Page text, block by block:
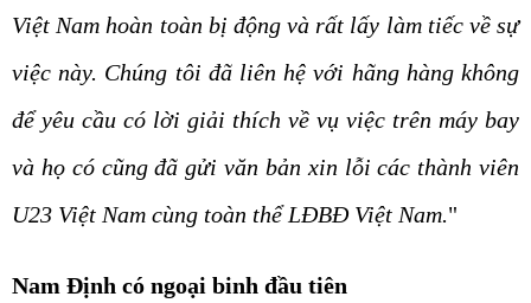
Việt Nam hoàn toàn bị động và rất lấy làm tiếc về sự
việc này. Chúng tôi đã liên hệ với hãng hàng không
để yêu cầu có lời giải thích về vụ việc trên máy bay
và họ có cũng đã gửi văn bản xin lỗi các thành viên
U23 Việt Nam cùng toàn thể LĐBĐ Việt Nam."
Nam Định có ngoại binh đầu tiên